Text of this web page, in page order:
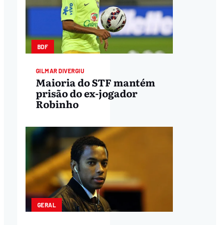
BDF
GILMAR DIVERGIU
Maioria do STF mantém
prisão do ex-jogador
Robinho
GERAL